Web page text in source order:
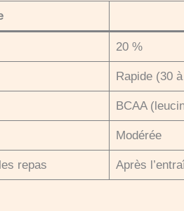
20 %
Rapide (30
BCAA
Modérée
repas Après